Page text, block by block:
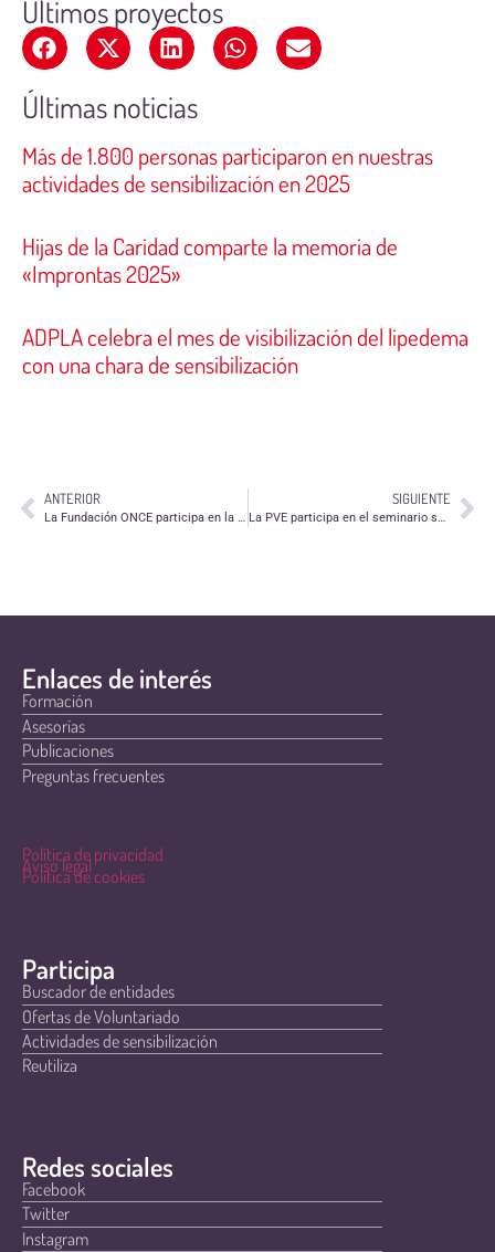
Últimos proyectos
Últimas noticias
Más de 1.800 personas participaron en nuestras
actividades de sensibilización en 2025
Hijas de la Caridad comparte la memoria de
«Improntas 2025»
ADPLA celebra el mes de visibilización del lipedema
con una chara de sensibilización
ANTERIOR
La Fundación ONCE participa en la presención del Plan Adapta el jueves 10 de abril
SIGUIENTE
La PVE participa en el seminario sobre la nueva Ley de Subvenciones
Enlaces de interés
Formación
Asesorías
Publicaciones
Preguntas frecuentes
Política de privacidad
Aviso legal
Política de cookies
Participa
Buscador de entidades
Ofertas de Voluntariado
Actividades de sensibilización
Reutiliza
Redes sociales
Facebook
Twitter
Instagram